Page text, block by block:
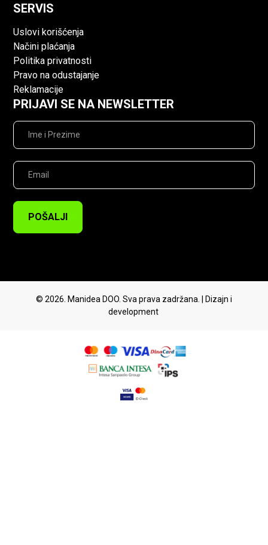
SERVIS
Uslovi korišćenja
Načini plaćanja
Politika privatnosti
Pravo na odustajanje
Reklamacije
PRIJAVI SE NA NEWSLETTER
POŠALJI
© 2026. Manidea DOO. Sva prava zadržana. | Dizajn i
development